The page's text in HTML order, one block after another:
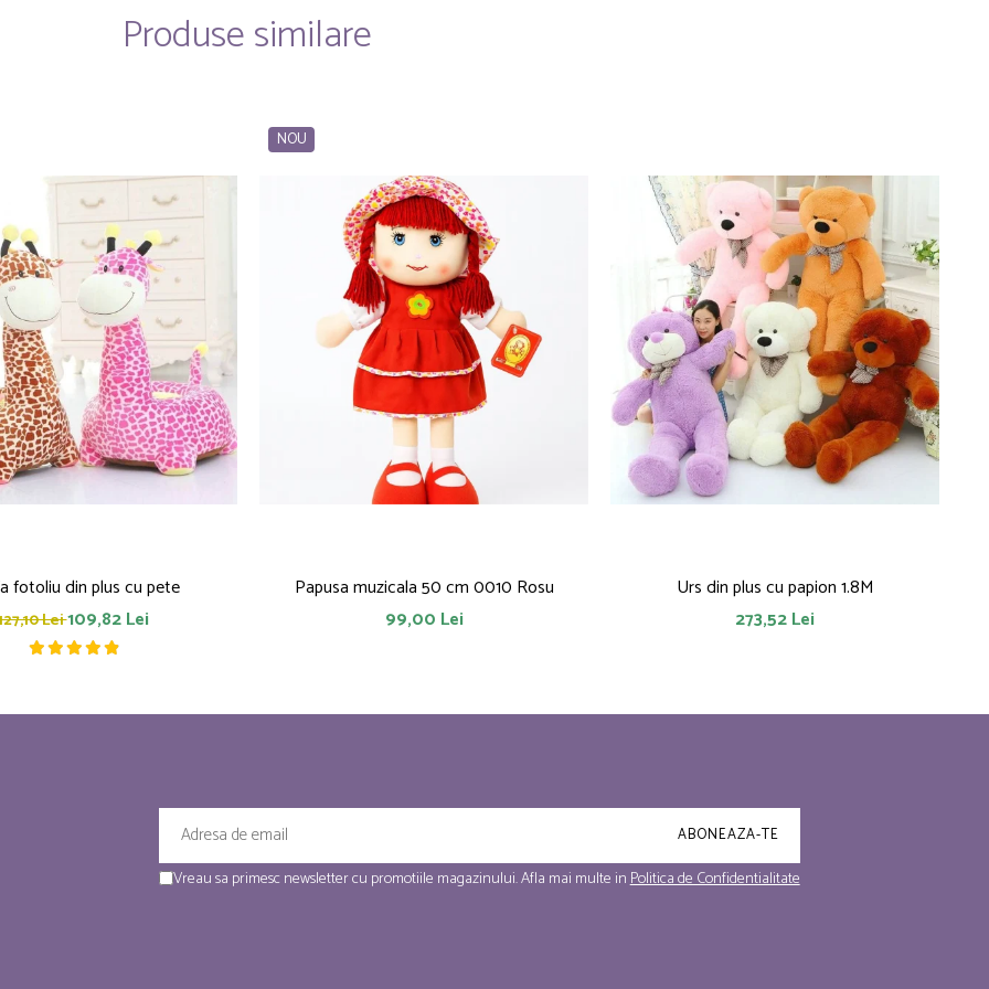
Produse similare
fotoliu din plus cu pete
Lei109,82 Lei
NOU
Papusa muzicala 50 cm 0010 Rosu
99,00 Lei
Urs din plus cu papion 1.8M
273,52 Lei
Vreau sa primesc newsletter cu promotiile magazinului. Afla mai multe inPolitica de Confidentialitate